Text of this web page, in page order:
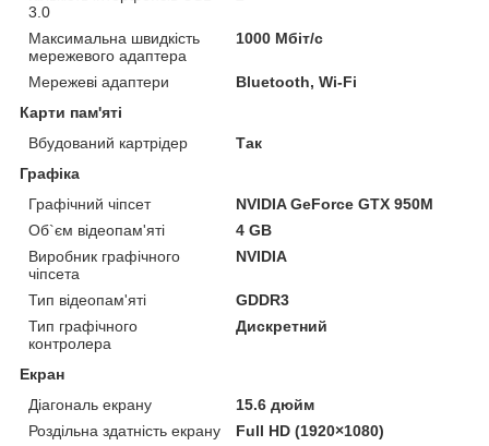
3.0
Максимальна швидкість
мережевого адаптера
1000 Мбіт/с
Мережеві адаптери
Bluetooth, Wi-Fi
Карти пам'яті
Вбудований картрідер
Так
Графіка
Графічний чіпсет
NVIDIA GeForce GTX 950M
Об`єм відеопам'яті
4 GB
Виробник графічного
чіпсета
NVIDIA
Тип відеопам'яті
GDDR3
Тип графічного
контролера
Дискретний
Екран
Діагональ екрану
15.6 дюйм
Роздільна здатність екрану
Full HD (1920×1080)